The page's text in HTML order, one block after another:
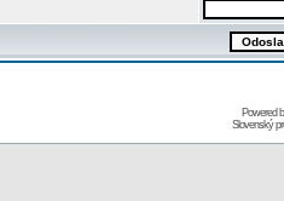
Powered
Slovenský